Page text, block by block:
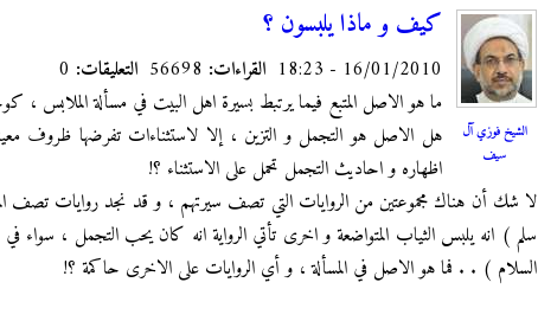
الشيخ فوزي آل
سيف
كيف و ماذا يلبسون ؟
16/01/2010 - 18:23 القراءات: التعليقات:
ما هو الاصل المتبع فيما يرتبط بسيرة اهل البيت في مسألة الملابس
هل الاصل هو التجمل و التزين ، إلا لاستثناءات تفرضها ظروف
اظهاره و احاديث التجمل تحمل على الاستثناء ؟!
لا شك أن هناك مجموعتين من الروايات التي تصف سيرتهم ، و قد نجد روايات تصف
سلم ) انه يلبس الثياب المتواضعة و اخرى تأتي الرواية انه كان يحب التجمل ، سواء في
السلام ) . . فما هو الاصل في المسألة ، و أي الروايات على الاخرى حاكمة ؟!